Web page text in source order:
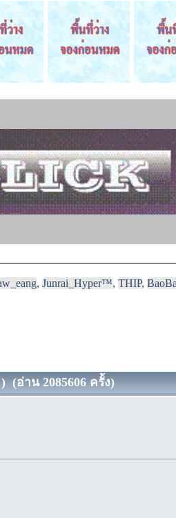
,Junrai_Hyper™,THIP,
(อ่าน 2085606 ครั้ง)